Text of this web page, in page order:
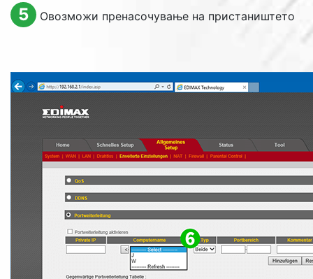
5 Овозможи пренасочување на пристаништето